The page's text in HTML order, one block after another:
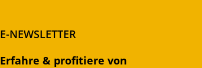
E-NEWSLETTER
Erfahre & profitiere von